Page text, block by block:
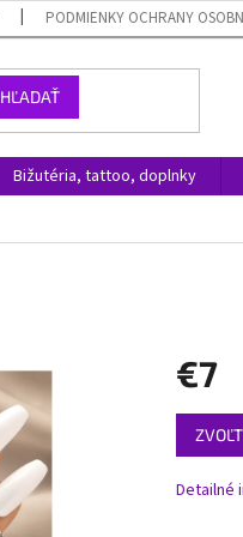
PODMIENKY OCHRANY
HĽADAŤ
Bižutéria, tattoo, doplnky
€7
cena:
Detailné